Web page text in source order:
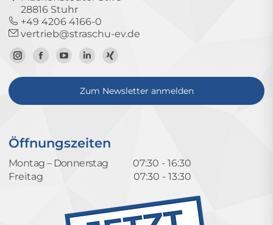
28816 Stuhr
+49 4206 4166-0
vertrieb@straschu-ev.de
Zum
Instagram-
Zur
Facebook-
Zum
YouTube-
Kanal
Zum
LinkedIn-
Profil
Zum
Xing-
Profil
Zum Newsletter anmelden
Öffnungszeiten
Montag – Donnerstag
07:30 - 16:30
Freitag
07:30 - 13:30